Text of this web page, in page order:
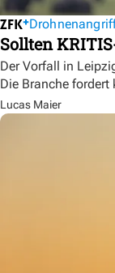
Sollten
Der Vorfall in
Die Branche
Lucas Maier